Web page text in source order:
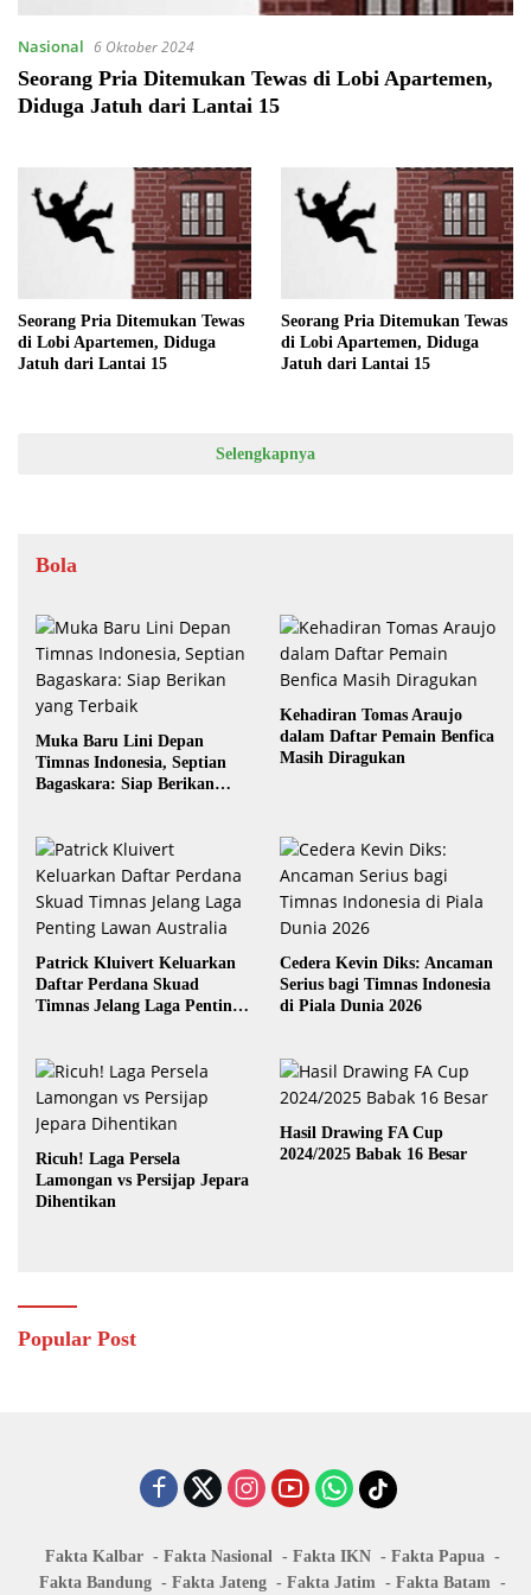
Nasional 6 Oktober 2024
Seorang Pria Ditemukan Tewas di Lobi Apartemen,
Diduga Jatuh dari Lantai 15
Seorang Pria Ditemukan Tewas
di Lobi Apartemen, Diduga
Jatuh dari Lantai 15
Seorang Pria Ditemukan Tewas
di Lobi Apartemen, Diduga
Jatuh dari Lantai 15
Selengkapnya
Bola
Muka Baru Lini Depan
Timnas Indonesia, Septian
Bagaskara: Siap Berikan
Kehadiran Tomas Araujo
dalam Daftar Pemain Benfica
Masih Diragukan
Patrick Kluivert Keluarkan
Daftar Perdana Skuad
Timnas Jelang Laga Penting
Cedera Kevin Diks: Ancaman
Serius bagi Timnas Indonesia
di Piala Dunia 2026
Ricuh! Laga Persela
Lamongan vs Persijap Jepara
Dihentikan
Hasil Drawing FA Cup
2024/2025 Babak 16 Besar
Popular Post
Fakta Kalbar Fakta Nasional Fakta IKN
Fakta Papua
Fakta Bandung
Fakta Jateng Fakta Jatim Fakta Batam